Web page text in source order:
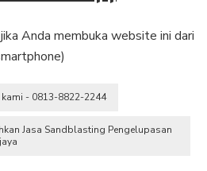
Anda membuka website ini dari
- 0813-8822-2244
Jasa Sandblasting Pengelupasan